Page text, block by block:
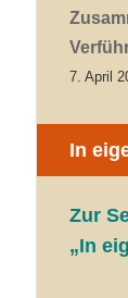
7. April
In
Zur
„In